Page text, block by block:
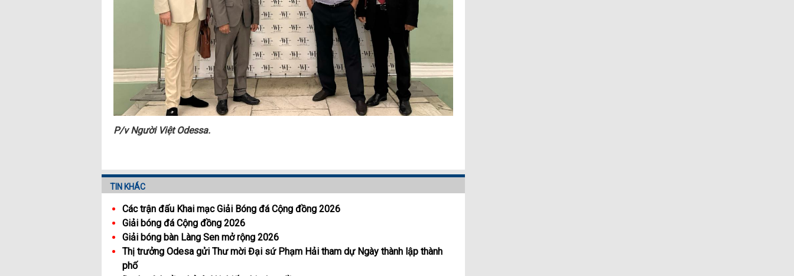
P/v Người Việt Odessa.
TIN KHÁC
Các trận đấu Khai mạc Giải Bóng đá Cộng đồng 2026
Giải bóng đá Cộng đồng 2026
Giải bóng bàn Làng Sen mở rộng 2026
Thị trưởng Odesa gửi Thư mời Đại sứ Phạm Hải tham dự Ngày thành lập thành
phố